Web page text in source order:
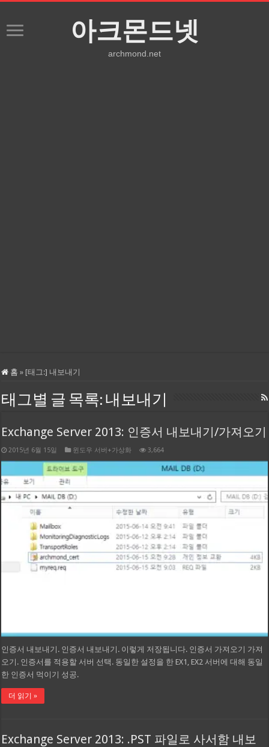
아크몬드넷
archmond.net
홈 » [태그:] 내보내기
태그별 글 목록: 내보내기
Exchange Server 2013: 인증서 내보내기/가져오기
2015년 6월 15일 윈도우 서버+가상화 3,664
인증서 내보내기. 인증서 내보내기. 이렇게 저장됩니다. 인증서 가져오기 가져
오기. 인증서를 적용할 서버 선택. 동일한 설정을 한 EX1, EX2 서버에 대해 동일
한 인증서 먹이기 성공.
더 읽기 »
Exchange Server 2013: .PST 파일로 사서함 내보